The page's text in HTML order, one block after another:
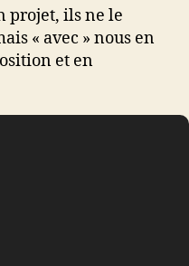
projet, ils ne le
« avec » nous en
et en